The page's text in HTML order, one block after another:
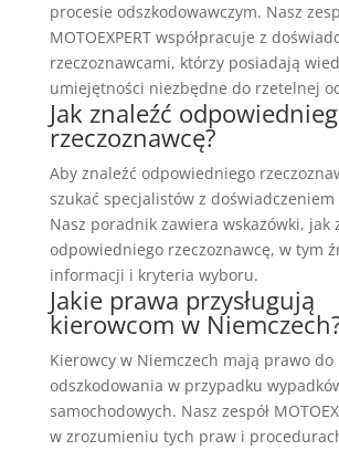
procesie odszkodowawczym. Nasz
MOTOEXPERT współpracuje z
rzeczoznawcami, którzy posiadają
umiejętności niezbędne do rzetelnej
Jak znaleźć
rzeczoznawcę?
Aby znaleźć odpowiedniego
szukać specjalistów z
Nasz poradnik zawiera wskazówki, jak
odpowiedniego rzeczoznawcę, w tym
informacji i kryteria wyboru.
Jakie prawa przysługują
kierowcom w
Kierowcy w Niemczech mają prawo do
odszkodowania w przypadku
samochodowych. Nasz zespół
w zrozumieniu tych praw i